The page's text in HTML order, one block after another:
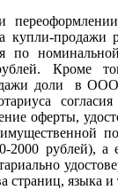
купли-продажи
по
Кроме
доли в ООО
оферты,
2000 рублей), а
страниц, языка и